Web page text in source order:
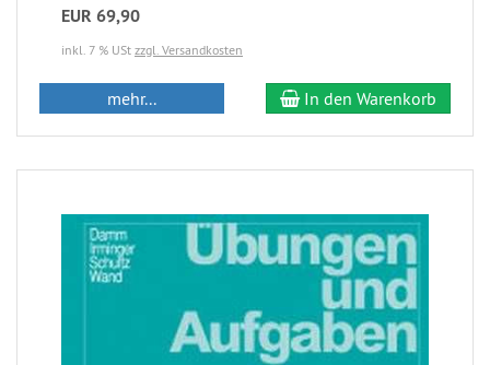
EUR 69,90
inkl. 7 % USt zzgl. Versandkosten
mehr... In den Warenkorb